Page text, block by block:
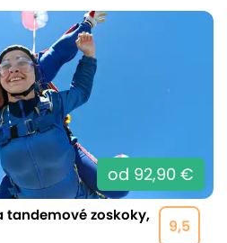
od 92,90 €
9,5
tandemové zoskoky,